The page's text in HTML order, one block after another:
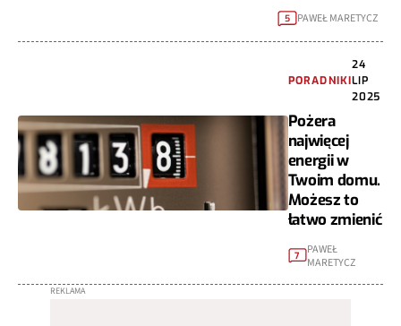
5 PAWEŁ MARETYCZ
PORADNIKI
24
LIP
2025
Pożera
najwięcej
energii w
Twoim domu.
Możesz to
łatwo zmienić
7
PAWEŁ
MARETYCZ